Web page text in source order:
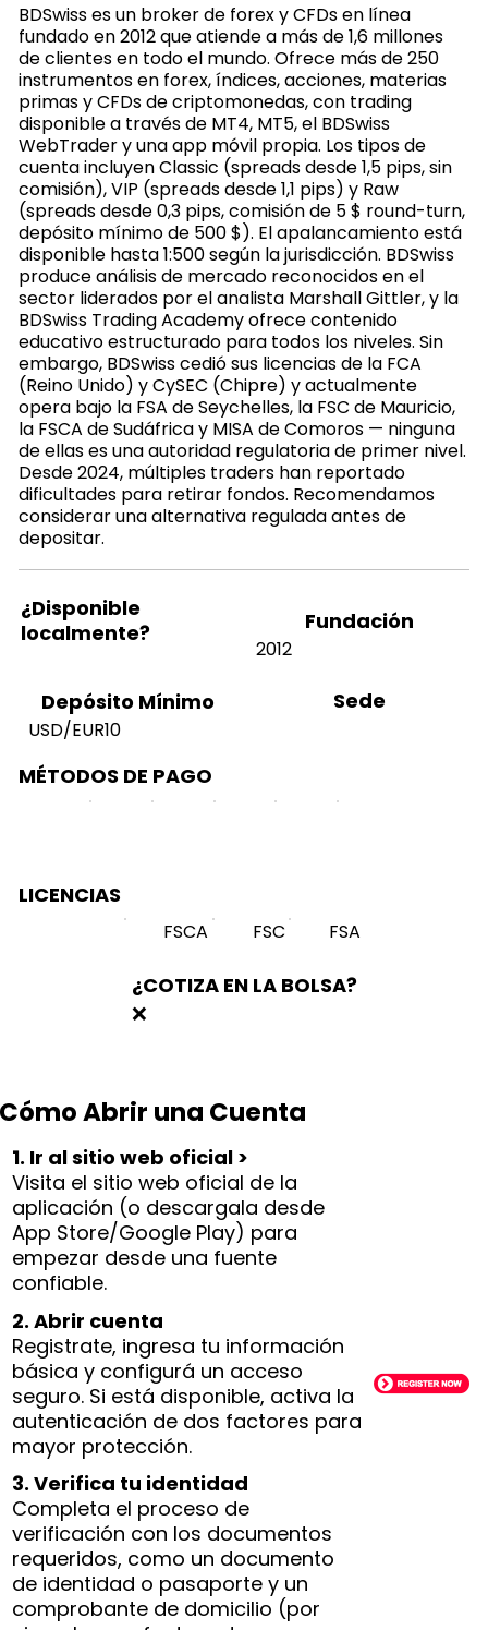
BDSwiss es un broker de forex y CFDs en línea
fundado en 2012 que atiende a más de 1,6 millones
de clientes en todo el mundo. Ofrece más de 250
instrumentos en forex, índices, acciones, materias
primas y CFDs de criptomonedas, con trading
disponible a través de MT4, MT5, el BDSwiss
WebTrader y una app móvil propia. Los tipos de
cuenta incluyen Classic (spreads desde 1,5 pips, sin
comisión), VIP (spreads desde 1,1 pips) y Raw
(spreads desde 0,3 pips, comisión de 5 $ round-turn,
depósito mínimo de 500 $). El apalancamiento está
disponible hasta 1:500 según la jurisdicción. BDSwiss
produce análisis de mercado reconocidos en el
sector liderados por el analista Marshall Gittler, y la
BDSwiss Trading Academy ofrece contenido
educativo estructurado para todos los niveles. Sin
embargo, BDSwiss cedió sus licencias de la FCA
(Reino Unido) y CySEC (Chipre) y actualmente
opera bajo la FSA de Seychelles, la FSC de Mauricio,
la FSCA de Sudáfrica y MISA de Comoros — ninguna
de ellas es una autoridad regulatoria de primer nivel.
Desde 2024, múltiples traders han reportado
dificultades para retirar fondos. Recomendamos
considerar una alternativa regulada antes de
depositar.
¿Disponible
localmente?
Fundación
2012
Depósito Mínimo
USD/EUR10
Sede
MÉTODOS DE PAGO
LICENCIAS
FSCA FSC FSA
¿COTIZA EN LA BOLSA?
❌
Cómo Abrir una Cuenta
1. Ir al sitio web oficial >
Visita el sitio web oficial de la
aplicación (o descargala desde
App Store/Google Play) para
empezar desde una fuente
confiable.
2. Abrir cuenta
Registrate, ingresa tu información
básica y configurá un acceso
seguro. Si está disponible, activa la
autenticación de dos factores para
mayor protección.
3. Verifica tu identidad
Completa el proceso de
verificación con los documentos
requeridos, como un documento
de identidad o pasaporte y un
comprobante de domicilio (por